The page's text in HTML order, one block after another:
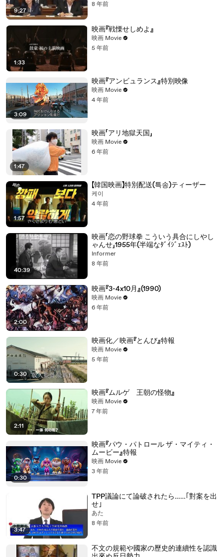
9:27
8 年前
1:33
映画『戦慄せしめよ』
映画 Movie
5 年前
3:09
映画『アンビュランス』特別映像
映画 Movie
4 年前
1:47
映画「アリ地獄天国」
映画 Movie
6 年前
1:57
【韓国映画】特別配送(특송)ティーザー
케이
4 年前
40:39
映画「恋の野球拳 こういう具合にしやし
ゃんせ」1955年(半端なﾀﾞｲｼﾞｪｽﾄ)
Informer
8 年前
2:00
映画『3-4x10月』(1990)
映画 Movie
6 年前
0:30
映画化／映画『とんび』特報
映画 Movie
5 年前
2:11
映画『ムルゲ 王朝の怪物』
映画 Movie
7 年前
0:30
映画『パウ・パトロール ザ・マイティ・
ムービー』特報
映画 Movie
3 年前
3:47
TPP議論にて論破されたら……｢對案を出
せ｣
あたゝゝ
8 年前
不文の規範や國家の歷史的連續性を認識